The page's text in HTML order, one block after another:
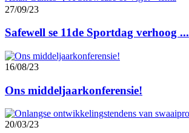
27/09/23
Safewell se 11de Sportdag verhoog ...
16/08/23
Ons middeljaarkonferensie!
20/03/23